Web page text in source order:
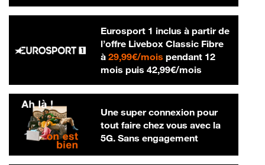
Eurosport 1 inclus à partir de
l’offre Livebox Classic Fibre
à 29,99€/mois29,99 € par mois
pendant 12
mois puis 42,99€/mois42,99 € par
Une super connexion pour
tout faire chez vous avec la
5G. Sans engagement